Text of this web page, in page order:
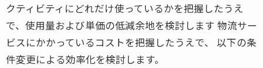
クティビティにどれだけ使っているかを把握したうえ
で、使用量および単価の低減余地を検討します 物流サー
ビスにかかっているコストを把握したうえで、 以下の条
件変更による効率化を検討します。